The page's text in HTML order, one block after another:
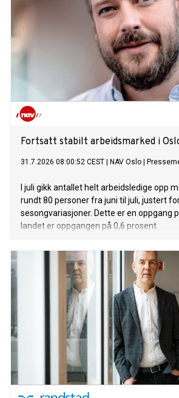
Fortsatt stabilt arbeidsmarked i
31.7.2026 08:00:52 CEST NAV Oslo
I juli gikk antallet helt arbeidsledige opp
rundt 80 personer fra juni til juli, justert
sesongvariasjoner. Dette er en oppgang
landet er oppgangen på 0,6 prosent.